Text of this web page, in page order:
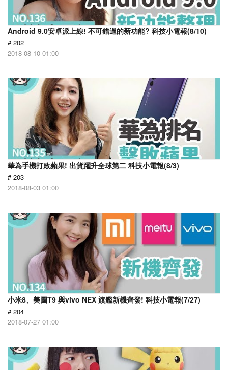
Android 9.0安卓派上線! 不可錯過的新功能? 科技小電報(8/10)
# 202
2018-08-10 01:00
華為手機打敗蘋果! 出貨躍升全球第二 科技小電報(8/3)
# 203
2018-08-03 01:00
小米8、美圖T9 與vivo NEX 旗艦新機齊發! 科技小電報(7/27)
# 204
2018-07-27 01:00